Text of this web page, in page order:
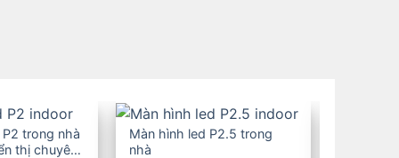
P2 trong nhà
thị chuyên
Màn hình led P2.5 trong
nhà